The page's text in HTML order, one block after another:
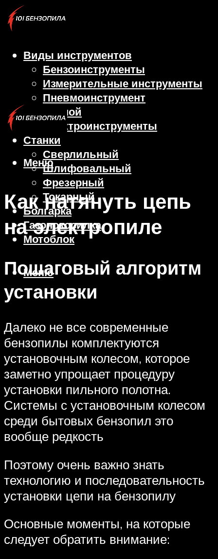
Виды инструментов
Бензоинструменты
Измерительные инструменты
Пневмоинструмент
Ручной
Электроинструменты
Станки
Сверлильный
Шлифовальный
Фрезерный
Токарный
Болгарка
Газонокосилка
Мотоблок
Меню
Меню
Как натянуть цепь
на электропиле
Пошаговый алгоритм
установки
Далеко не все современные
бензопилы комплектуются
установочным колесом, которое
заметно упрощает процедуру
установки пильного полотна.
Системы с установочным колесом
среди бытовых бензопил это
вообще редкость
Поэтому очень важно знать
технологию и последовательность
установки цепи на бензопилу
Основные моменты, на которые
следует обратить внимание: